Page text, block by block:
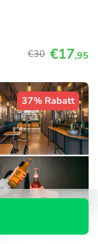
€30 €17,95
37% Rabatt